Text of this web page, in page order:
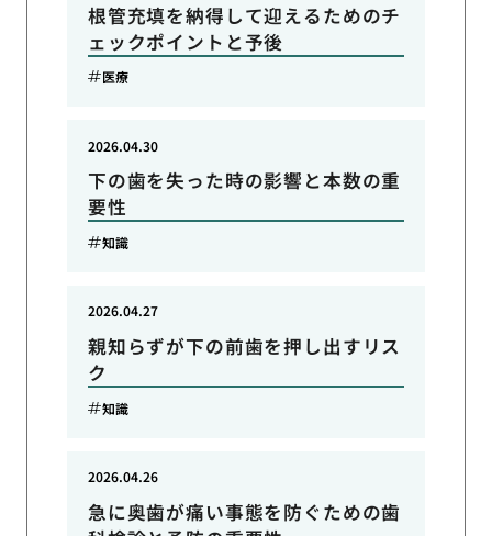
根管充填を納得して迎えるためのチ
ェックポイントと予後
医療
下の歯を失った時の影響と本数の重
要性
2026.04.30
知識
親知らずが下の前歯を押し出すリス
ク
2026.04.27
知識
急に奥歯が痛い事態を防ぐための歯
2026.04.26